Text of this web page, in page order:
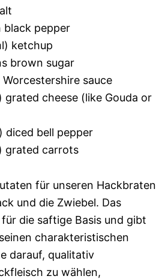
black pepper
ketchup
brown sugar
sauce
grated cheese (like Gouda or
diced bell pepper
grated carrots
für unseren Hackbraten
und die Zwiebel. Das
die saftige Basis und gibt
charakteristischen
darauf, qualitativ
zu wählen,